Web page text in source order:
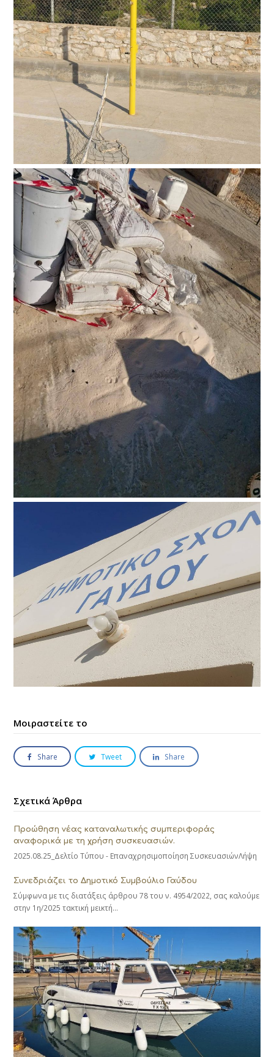
Μοιραστείτε το
Share Tweet Share
Σχετικά Άρθρα
Προώθηση νέας καταναλωτικής συμπεριφοράς
αναφορικά με τη χρήση συσκευασιών.
2025.08.25_Δελτίο Τύπου - Επαναχρησιμοποίηση ΣυσκευασιώνΛήψη
Συνεδριάζει το Δημοτικό Συμβούλιο Γαύδου
Σύμφωνα με τις διατάξεις άρθρου 78 του ν. 4954/2022, σας καλούμε
στην 1η/2025 τακτική μεικτή…